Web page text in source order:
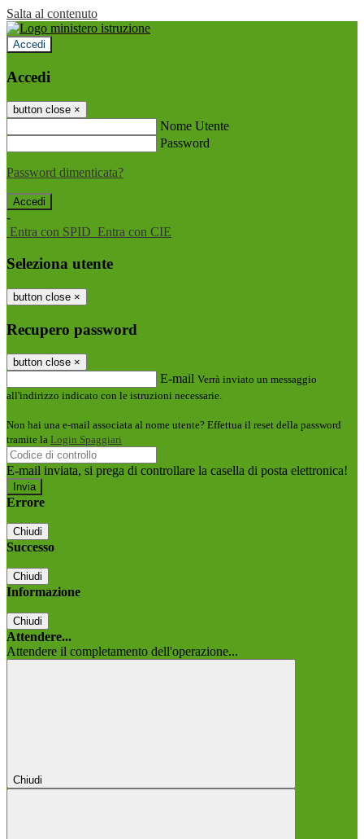
Salta al contenuto
Accedi
Accedi
button close ×
Nome Utente
Password
Password dimenticata?
-
Entra con SPID Entra con CIE
Seleziona utente
button close ×
Recupero password
button close ×
E-mail Verrà inviato un messaggio
all'indirizzo indicato con le istruzioni necessarie.
Non hai una e-mail associata al nome utente? Effettua il reset della password
tramite la Login Spaggiari
E-mail inviata, si prega di controllare la casella di posta elettronica!
Errore
Chiudi
Successo
Chiudi
Informazione
Chiudi
Attendere...
Attendere il completamento dell'operazione...
Chiudi